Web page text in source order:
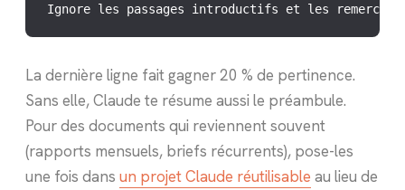
Ignore les passages introductifs et les
La dernière ligne fait gagner 20 % de pertinence.
Sans elle, Claude te résume aussi le préambule.
Pour des documents qui reviennent souvent
(rapports mensuels, briefs récurrents), pose-les
une fois dans un projet Claude réutilisable au lieu de